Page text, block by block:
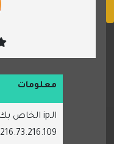
معلومات
الـip الخاص بك
216.73.216.109